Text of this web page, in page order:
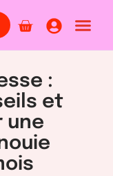
:
et
une